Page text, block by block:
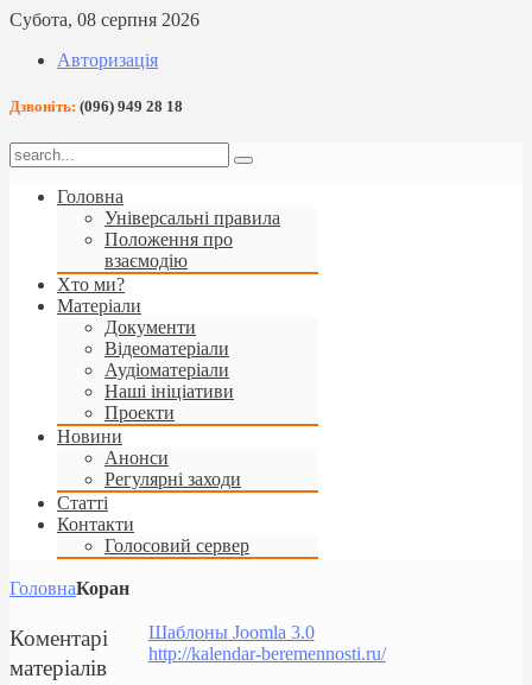
Субота, 08 серпня 2026
Авторизація
Дзвоніть: (096) 949 28 18
Головна
Універсальні правила
Положення про
взаємодію
Хто ми?
Матеріали
Документи
Відеоматеріали
Аудіоматеріали
Наші ініціативи
Проекти
Новини
Анонси
Регулярні заходи
Статті
Контакти
Голосовий сервер
ГоловнаКоран
Шаблоны Joomla 3.0
http://kalendar-beremennosti.ru/
Коментарі
матеріалів